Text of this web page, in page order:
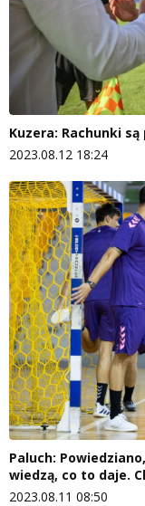
Kuzera: Rachunki
2023.08.12 18:24
Paluch:
wiedzą, co to daje.
2023.08.11 08:50